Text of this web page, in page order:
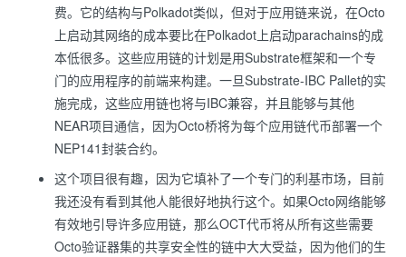
费。它的结构与Polkadot类似，但对于应用链来说，在Octo
上启动其网络的成本要比在Polkadot上启动parachains的成
本低很多。这些应用链的计划是用Substrate框架和一个专
门的应用程序的前端来构建。一旦Substrate-IBC Pallet的实
施完成，这些应用链也将与IBC兼容，并且能够与其他
NEAR项目通信，因为Octo桥将为每个应用链代币部署一个
NEP141封装合约。
这个项目很有趣，因为它填补了一个专门的利基市场，目前
我还没有看到其他人能很好地执行这个。如果Octo网络能够
有效地引导许多应用链，那么OCT代币将从所有这些需要
Octo验证器集的共享安全性的链中大大受益，因为他们的生